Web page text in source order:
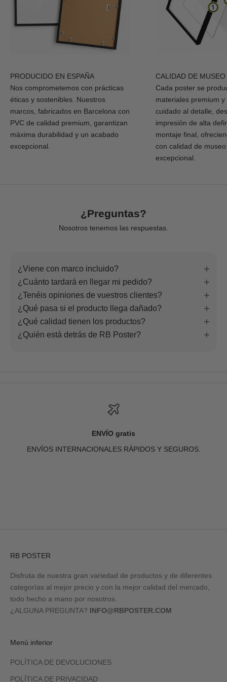
PRODUCIDO EN ESPAÑA
Nos comprometemos con prácticas
éticas y sostenibles. Nuestros
marcos, fabricados en Barcelona con
PVC de calidad premium, garantizan
máxima durabilidad y un acabado
excepcional.
CALIDAD DE MUSEO
Cada poster se
materiales premium
cuidado al detalle,
impresión de alta
montaje final,
con calidad de
excepcional.
¿Preguntas?
Nosotros tenemos las respuestas.
¿Viene con marco incluido?
¿Cuánto tardará en llegar mi pedido?
¿Tenéis opiniones de vuestros clientes?
¿Qué pasa si el producto llega dañado?
¿Qué calidad tienen los productos?
¿Quién está detrás de RB Poster?
ENVÍO gratis
ENVÍOS INTERNACIONALES RÁPIDOS Y SEGUROS.
RB POSTER
Disfruta de nuestra gran variedad de productos y de diferentes
categorías al mejor precio y con la mejor calidad del mercado,
todo hecho a mano por nosotros.
¿ALGUNA PREGUNTA? INFO@RBPOSTER.COM
Menú inferior
POLÍTICA DE DEVOLUCIONES
POLÍTICA DE PRIVACIDAD